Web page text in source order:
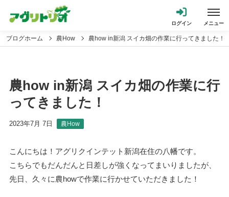
ブログホーム 農How 農how in新潟 スイカ畑の作業に行ってきました！
農how in新潟 スイカ畑の作業に行
ってきました！
2023年7月 7日 農How
こんにちは！アグリクインテット新潟在住の八幡です。
こちらでもだんだんと日差しが強くなってまいりましたが、
先日、久々に農howで作業に行かせていただきました！